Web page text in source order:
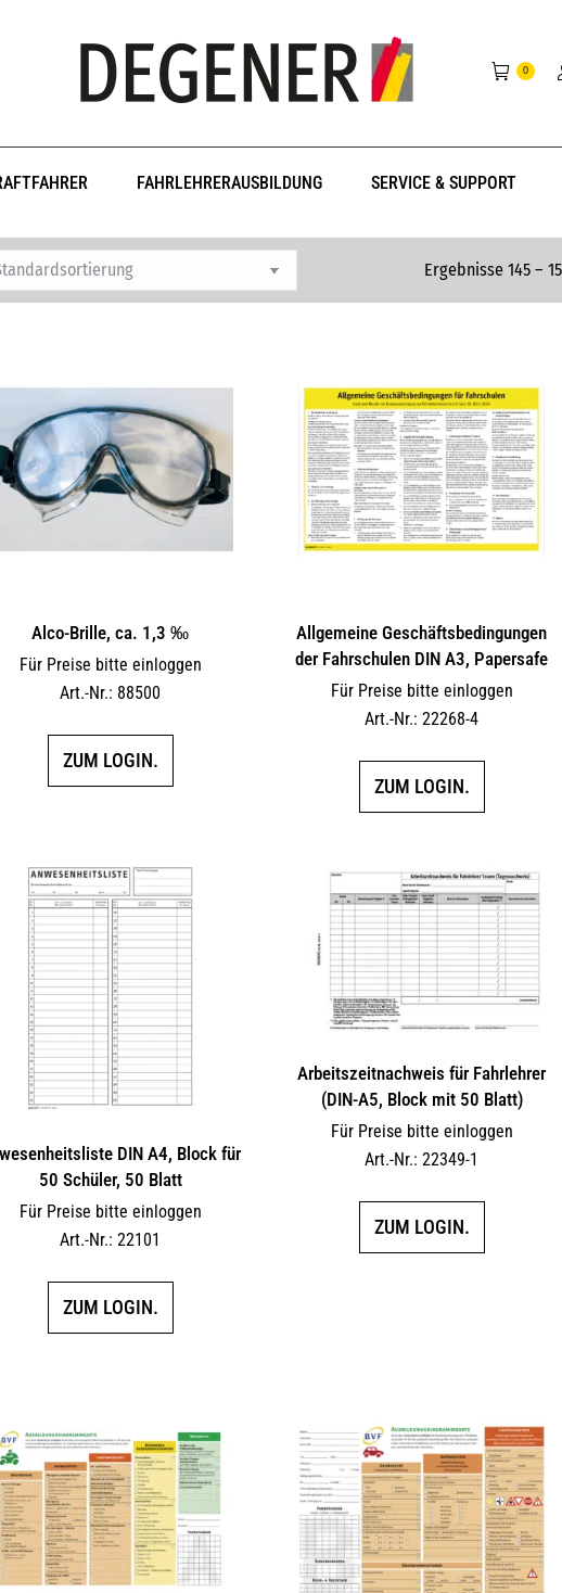
0
FAHRLEHRERAUSBILDUNG SERVICE & SUPPORT
Ergebnisse 145 –
Alco-Brille, ca. 1,3 ‰
Für Preise bitte einloggen
Art.-Nr.: 88500
ZUM LOGIN.
Allgemeine Geschäftsbedingungen
der Fahrschulen DIN A3, Papersafe
Für Preise bitte einloggen
Art.-Nr.: 22268-4
ZUM LOGIN.
DIN A4, Block für
50 Schüler, 50 Blatt
Für Preise bitte einloggen
Art.-Nr.: 22101
ZUM LOGIN.
Arbeitszeitnachweis für Fahrlehrer
(DIN-A5, Block mit 50 Blatt)
Für Preise bitte einloggen
Art.-Nr.: 22349-1
ZUM LOGIN.